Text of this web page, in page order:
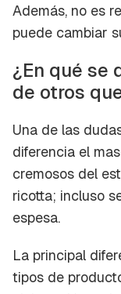
Además, no es
puede cambiar
¿En qué se
de otros
Una de las
diferencia el
cremosos del
ricotta; incluso
espesa.
La principal
tipos de